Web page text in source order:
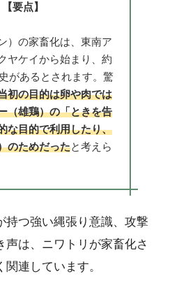
【要点】
）の家畜化は、東南ア
ヤケイから始まり、約
があるとされます。驚
初の目的は卵や肉では
（雄鶏）の「ときを告
な目的で利用したり、
のためだったと考えら
持つ強い縄張り意識、攻撃
声は、ニワトリが家畜化さ
連しています。